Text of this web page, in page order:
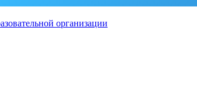
организации